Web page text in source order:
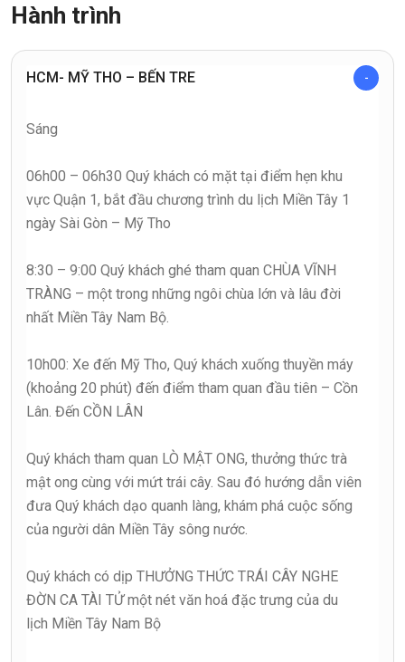
Hành trình
HCM- MỸ THO – BẾN TRE
Sáng
06h00 – 06h30 Quý khách có mặt tại điểm hẹn khu
vực Quận 1, bắt đầu chương trình du lịch Miền Tây 1
ngày Sài Gòn – Mỹ Tho
8:30 – 9:00 Quý khách ghé tham quan CHÙA VĨNH
TRÀNG – một trong những ngôi chùa lớn và lâu đời
nhất Miền Tây Nam Bộ.
10h00: Xe đến Mỹ Tho, Quý khách xuống thuyền máy
(khoảng 20 phút) đến điểm tham quan đầu tiên – Cồn
Lân. Đến CỒN LÂN
Quý khách tham quan LÒ MẬT ONG, thưởng thức trà
mật ong cùng với mứt trái cây. Sau đó hướng dẫn viên
đưa Quý khách dạo quanh làng, khám phá cuộc sống
của người dân Miền Tây sông nước.
Quý khách có dịp THƯỞNG THỨC TRÁI CÂY NGHE
ĐỜN CA TÀI TỬ một nét văn hoá đặc trưng của du
lịch Miền Tây Nam Bộ